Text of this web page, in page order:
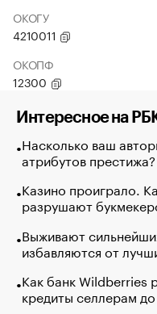
ОКОГУ
4210011
ОКОПФ
12300
Интересное на
Насколько ваш
атрибутов
Казино проиграло.
разрушают
Выживают
избавляются от
Как банк Wildberries
кредиты селлерам